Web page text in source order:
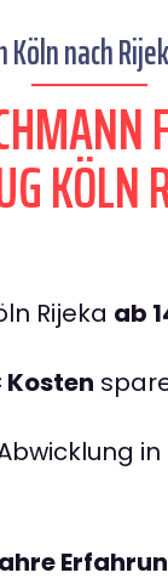
Köln nach
KÖLN
Rijeka ab
Kosten
in